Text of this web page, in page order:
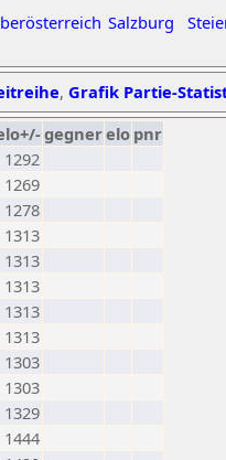
Salzburg
, Grafik Partie-
gegnerelo pnr
1292
1269
1278
1313
1313
1313
1313
1313
1303
1303
1329
1444